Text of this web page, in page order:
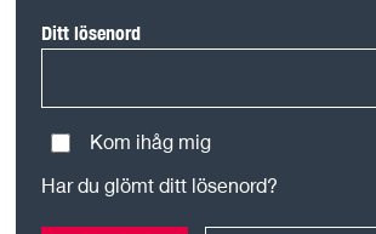
Ditt lösenord
Kom ihåg mig
Har du glömt ditt lösenord?